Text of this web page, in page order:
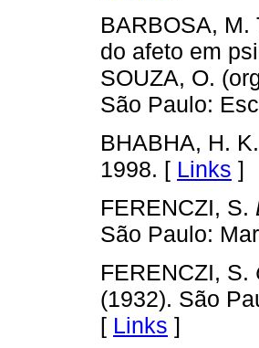
BARBOSA, M.
do afeto em
SOUZA, O.
São Paulo:
BHABHA, H. K.
1998. [ Links ]
FERENCZI, S.
São Paulo:
FERENCZI, S.
(1932). São
[ Links ]